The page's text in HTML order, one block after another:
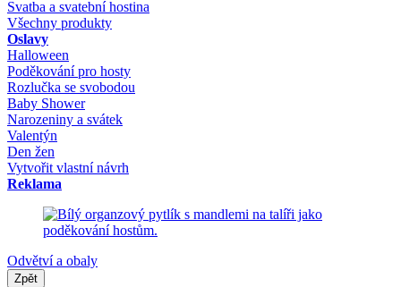
Svatba a svatební hostina
Všechny produkty
Oslavy
Halloween
Poděkování pro hosty
Rozlučka se svobodou
Baby Shower
Narozeniny a svátek
Valentýn
Den žen
Vytvořit vlastní návrh
Reklama
Odvětví a obaly
Zpět